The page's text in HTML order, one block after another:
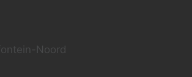
Noord